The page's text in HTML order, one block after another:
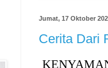
Jumat, 17 Oktober
Cerita Dari